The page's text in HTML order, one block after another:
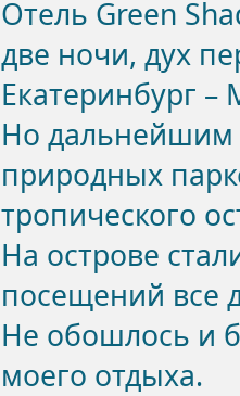
Отель Green
две ночи, дух
Екатеринбург
Но
природных
тропического
На острове
посещений все
Не обошлось и
моего отдыха.